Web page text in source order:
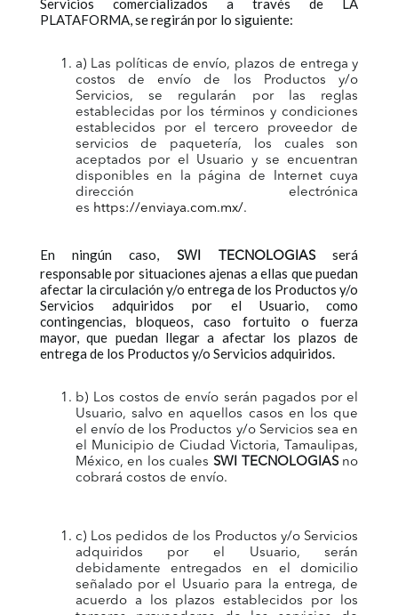
Servicios comercializados a través de LA
PLATAFORMA, se regirán por lo siguiente:
a) Las políticas de envío, plazos de entrega y
costos de envío de los Productos y/o
Servicios, se regularán por las reglas
establecidas por los términos y condiciones
establecidos por el tercero proveedor de
servicios de paquetería, los cuales son
aceptados por el Usuario y se encuentran
disponibles en la página de Internet cuya
dirección electrónica
es https://enviaya.com.mx/.
En ningún caso, SWI TECNOLOGIASserá
responsable por situaciones ajenas a ellas que puedan
afectar la circulación y/o entrega de los Productos y/o
Servicios adquiridos por el Usuario, como
contingencias, bloqueos, caso fortuito o fuerza
mayor, que puedan llegar a afectar los plazos de
entrega de los Productos y/o Servicios adquiridos.
b) Los costos de envío serán pagados por el
Usuario, salvo en aquellos casos en los que
el envío de los Productos y/o Servicios sea en
el Municipio de Ciudad Victoria, Tamaulipas,
México, en los cualesSWI TECNOLOGIASno
cobrará costos de envío.
c) Los pedidos de los Productos y/o Servicios
adquiridos por el Usuario, serán
debidamente entregados en el domicilio
señalado por el Usuario para la entrega, de
acuerdo a los plazos establecidos por los